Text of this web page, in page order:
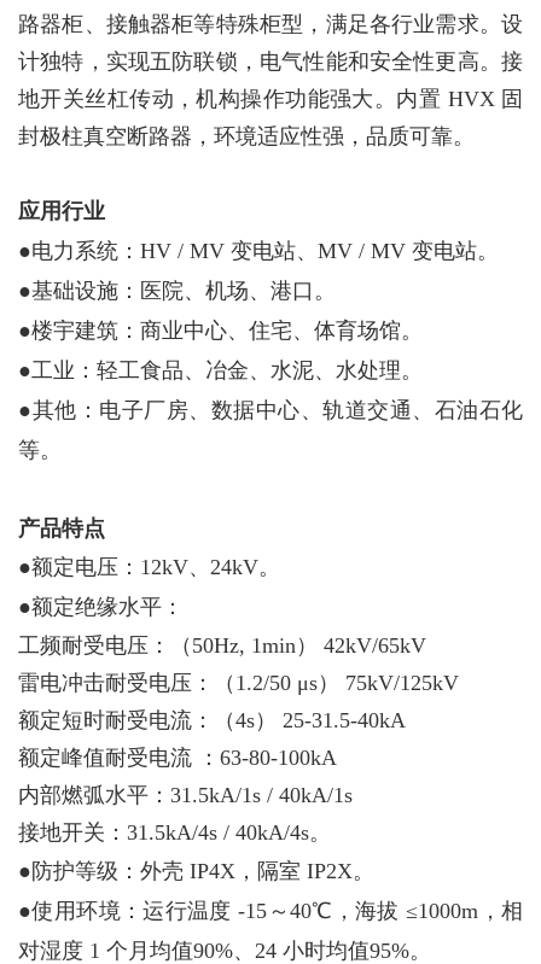
路器柜、接触器柜等特殊柜型，满足各行业需求。设
计独特，实现五防联锁，电气性能和安全性更高。接
地开关丝杠传动，机构操作功能强大。内置 HVX 固
封极柱真空断路器，环境适应性强，品质可靠。
应用行业
●电力系统：HV / MV 变电站、MV / MV 变电站。
●基础设施：医院、机场、港口。
●楼宇建筑：商业中心、住宅、体育场馆。
●工业：轻工食品、冶金、水泥、水处理。
●其他：电子厂房、数据中心、轨道交通、石油石化
等。
产品特点
●额定电压：12kV、24kV。
●额定绝缘水平：
工频耐受电压：（50Hz, 1min） 42kV/65kV
雷电冲击耐受电压：（1.2/50 μs） 75kV/125kV
额定短时耐受电流：（4s） 25-31.5-40kA
额定峰值耐受电流 ：63-80-100kA
内部燃弧水平：31.5kA/1s / 40kA/1s
接地开关：31.5kA/4s / 40kA/4s。
●防护等级：外壳 IP4X，隔室 IP2X。
●使用环境：运行温度 -15～40℃，海拔 ≤1000m，相
对湿度 1 个月均值90%、24 小时均值95%。